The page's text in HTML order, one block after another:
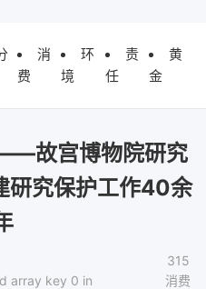
消
费
环
境
责
任
黄
金
故宫博物院研究
研究保护工作40余
array key 0 in
315
消费